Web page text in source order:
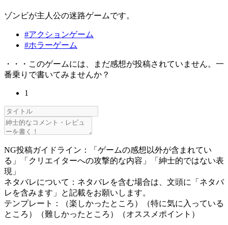
ゾンビが主人公の迷路ゲームです。
#アクションゲーム
#ホラーゲーム
・・・このゲームには、まだ感想が投稿されていません。一
番乗りで書いてみませんか？
1
NG投稿ガイドライン：「ゲームの感想以外が含まれてい
る」「クリエイターへの攻撃的な内容」「紳士的ではない表
現」
ネタバレについて：ネタバレを含む場合は、文頭に「ネタバ
レを含みます」と記載をお願いします。
テンプレート：（楽しかったところ）（特に気に入っている
ところ）（難しかったところ）（オススメポイント）